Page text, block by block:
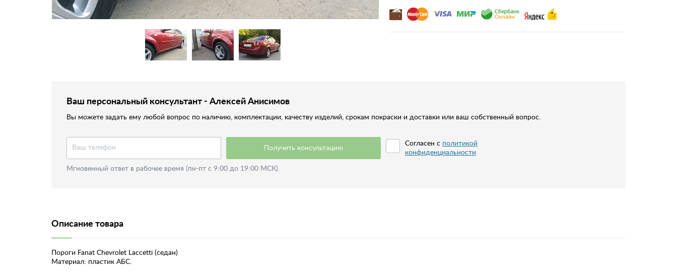
Ваш персональный консультант - Алексей Анисимов
Вы можете задать ему любой вопрос по наличию, комплектации, качеству изделий, срокам покраски и доставки или ваш собственный вопрос.
Получить консультацию
Согласен с политикой
конфиденциальности
Мгновенный ответ в рабочее время (пн-пт с 9:00 до 19:00 МСК).
Описание товара
Пороги Fanat Chevrolet Laccetti (седан)
Материал: пластик АБС.